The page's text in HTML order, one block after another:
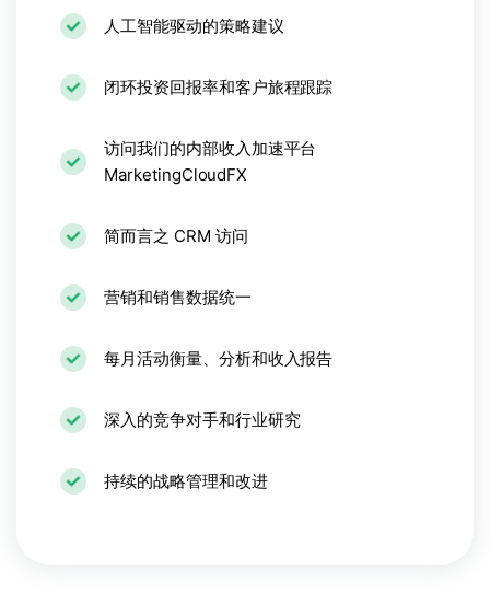
人工智能驱动的策略建议
闭环投资回报率和客户旅程跟踪
访问我们的内部收入加速平台
MarketingCloudFX
简而言之 CRM 访问
营销和销售数据统一
每月活动衡量、分析和收入报告
深入的竞争对手和行业研究
持续的战略管理和改进